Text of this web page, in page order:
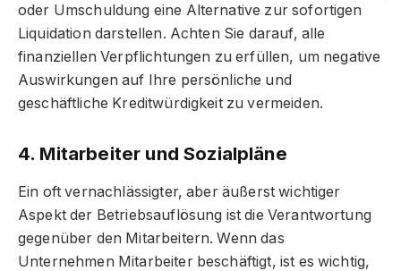
oder Umschuldung eine Alternative zur sofortigen
Liquidation darstellen. Achten Sie darauf, alle
finanziellen Verpflichtungen zu erfüllen, um negative
Auswirkungen auf Ihre persönliche und
geschäftliche Kreditwürdigkeit zu vermeiden.
4. Mitarbeiter und Sozialpläne
Ein oft vernachlässigter, aber äußerst wichtiger
Aspekt der Betriebsauflösung ist die Verantwortung
gegenüber den Mitarbeitern. Wenn das
Unternehmen Mitarbeiter beschäftigt, ist es wichtig,